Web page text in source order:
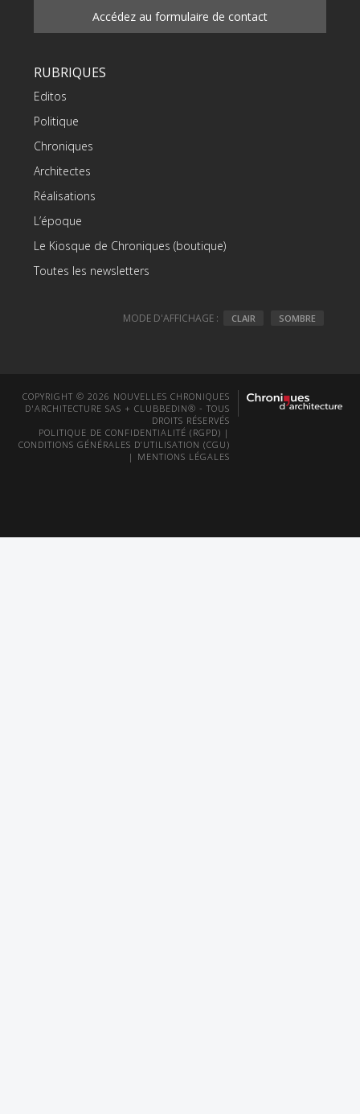
Accédez au formulaire de contact
RUBRIQUES
Editos
Politique
Chroniques
Architectes
Réalisations
L’époque
Le Kiosque de Chroniques (boutique)
Toutes les newsletters
MODE D'AFFICHAGE : CLAIR SOMBRE
COPYRIGHT © 2026 NOUVELLES CHRONIQUES
D'ARCHITECTURE SAS + CLUBBEDIN® - TOUS
DROITS RÉSERVÉS
POLITIQUE DE CONFIDENTIALITÉ (RGPD) |
CONDITIONS GÉNÉRALES D’UTILISATION (CGU)
| MENTIONS LÉGALES